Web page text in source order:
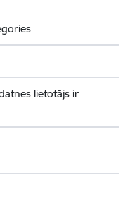
lietotājs ir